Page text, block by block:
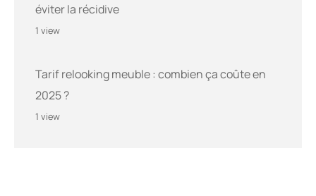
éviter la récidive
1 view
Tarif relooking meuble : combien ça coûte en
2025 ?
1 view